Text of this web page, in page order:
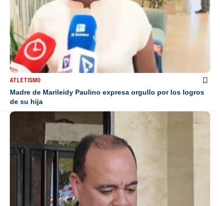
ATLETISMO
Madre de Marileidy Paulino expresa orgullo por los logros
de su hija